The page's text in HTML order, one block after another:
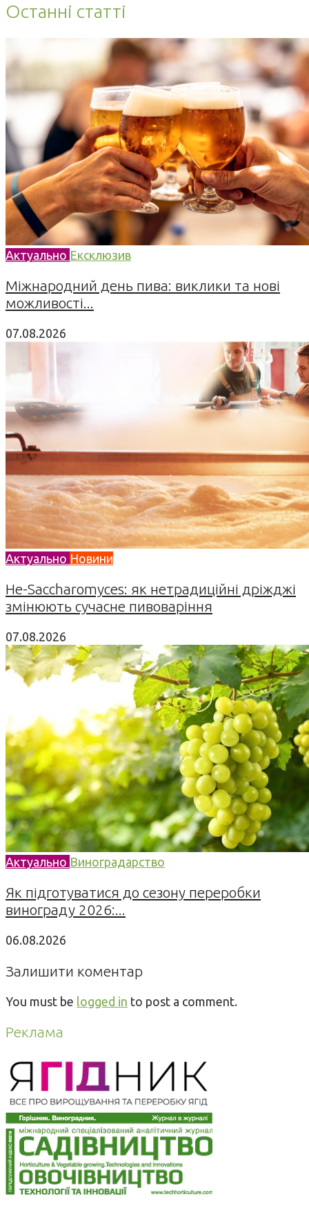
Останні статті
Актуально Ексклюзив
Міжнародний день пива: виклики та нові
можливості...
07.08.2026
Актуально Новини
Не-Saccharomyces: як нетрадиційні дріжджі
змінюють сучасне пивоваріння
07.08.2026
Актуально Виноградарство
Як підготуватися до сезону переробки
винограду 2026:...
06.08.2026
Залишити коментар
You must be logged in to post a comment.
Реклама